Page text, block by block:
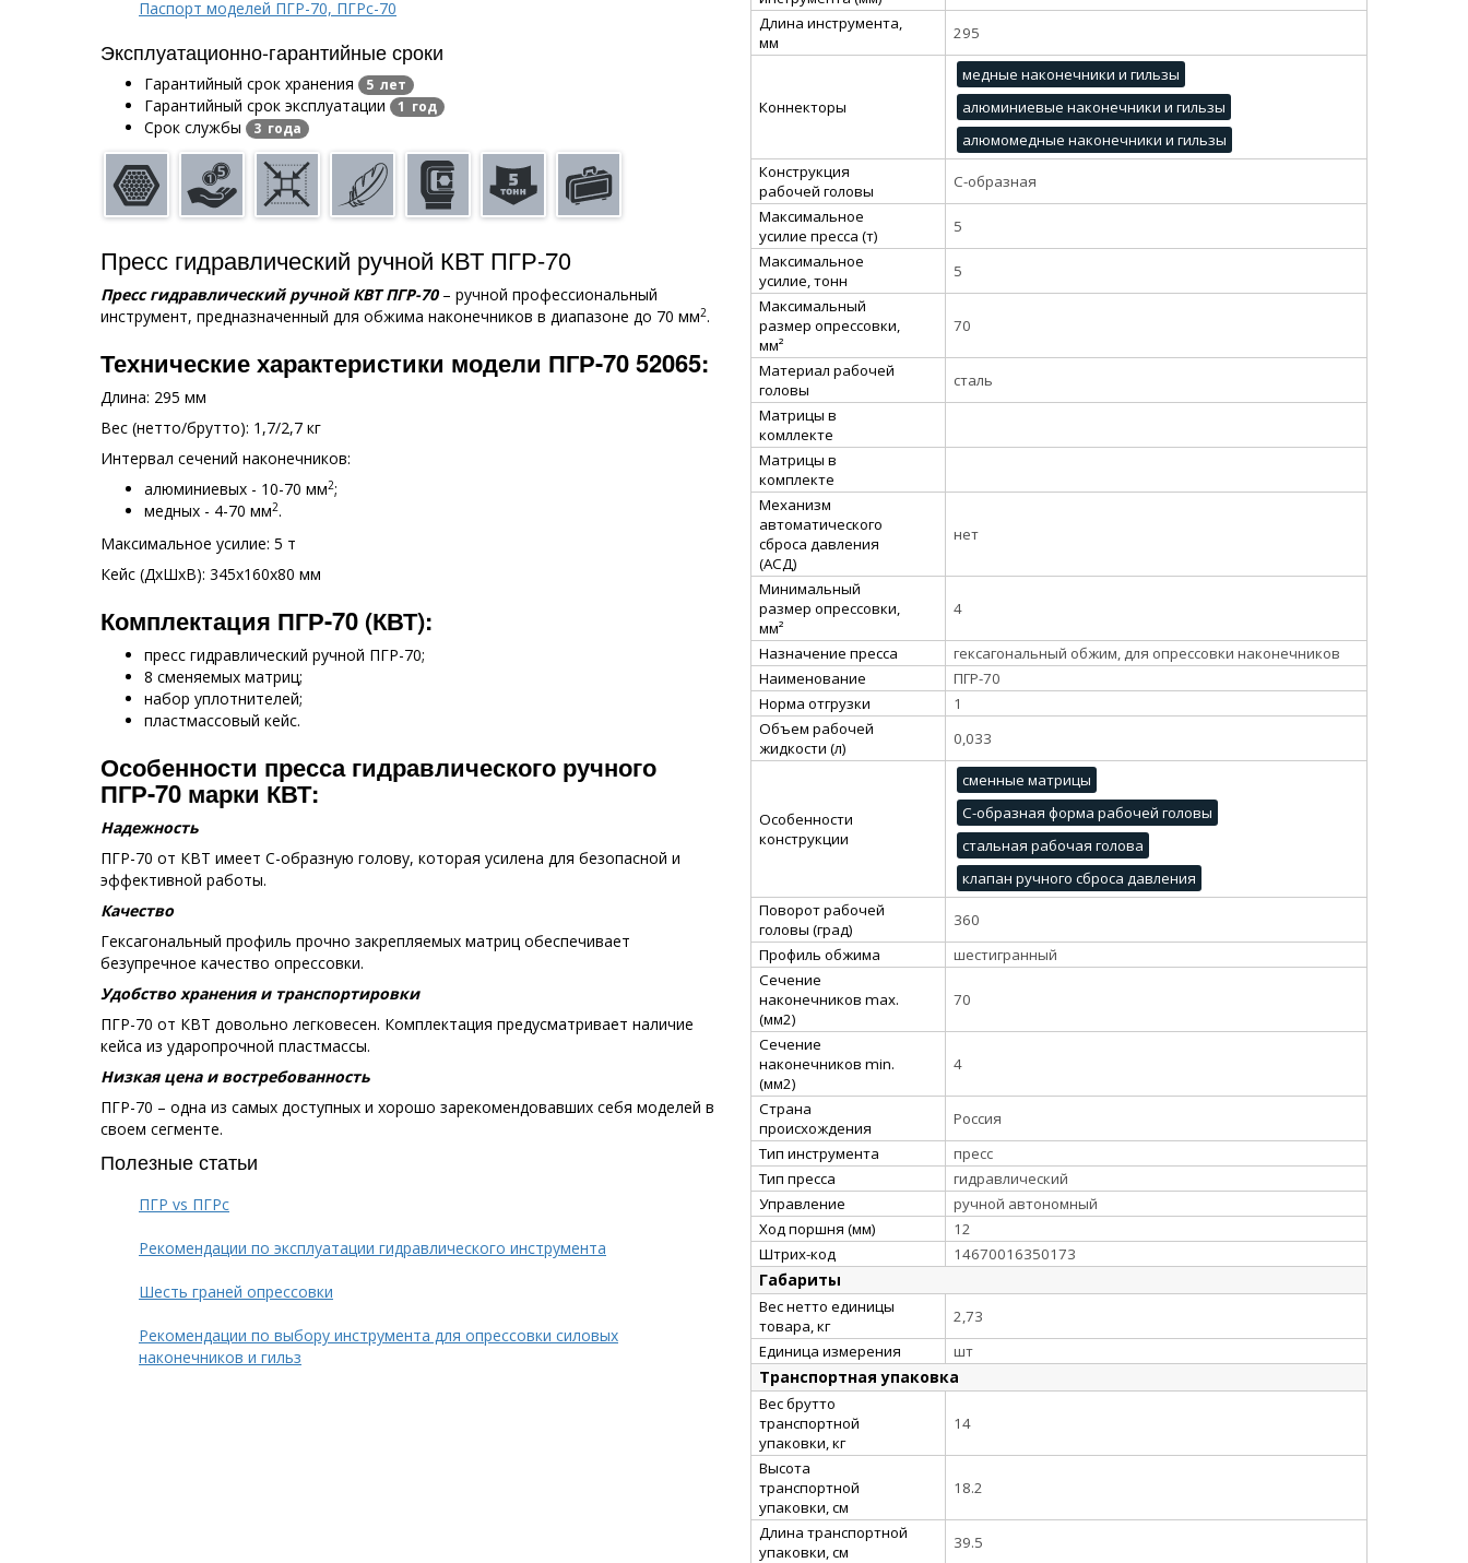
Паспорт моделей ПГР-70, ПГРс-70
Эксплуатационно-гарантийные сроки
Гарантийный срок хранения 5 лет
Гарантийный срок эксплуатации 1 год
Срок службы 3 года
Пресс гидравлический ручной КВТ ПГР-70
Пресс гидравлический ручной КВТ ПГР-70– ручной профессиональный
инструмент, предназначенный для обжима наконечников в диапазоне до 70 мм2.
Технические характеристики модели ПГР-70 52065:
Длина: 295 мм
Вес (нетто/брутто): 1,7/2,7 кг
Интервал сечений наконечников:
алюминиевых - 10-70 мм2;
медных - 4-70 мм2.
Максимальное усилие: 5 т
Кейс (ДхШхВ): 345х160х80 мм
Комплектация ПГР-70 (КВТ):
пресс гидравлический ручной ПГР-70;
8 сменяемых матриц;
набор уплотнителей;
пластмассовый кейс.
Особенности пресса гидравлического ручного
ПГР-70 марки КВТ:
Надежность
ПГР-70 от КВТ имеет С-образную голову, которая усилена для безопасной и
эффективной работы.
Качество
Гексагональный профиль прочно закрепляемых матриц обеспечивает
безупречное качество опрессовки.
Удобство хранения и транспортировки
ПГР-70 от КВТ довольно легковесен. Комплектация предусматривает наличие
кейса из ударопрочной пластмассы.
Низкая цена и востребованность
ПГР-70 – одна из самых доступных и хорошо зарекомендовавших себя моделей в
своем сегменте.
Полезные статьи
ПГР vs ПГРс
Рекомендации по эксплуатации гидравлического инструмента
Шесть граней опрессовки
Рекомендации по выбору инструмента для опрессовки силовых
наконечников и гильз
Длина инструмента,
мм
295
Коннекторы
медные наконечники и гильзы
алюминиевые наконечники и гильзы
алюмомедные наконечники и гильзы
Конструкция
рабочей головы
С-образная
Максимальное
усилие пресса (т)
5
Максимальное
усилие, тонн
5
Максимальный
размер опрессовки,
мм²
70
Материал рабочей
головы
сталь
Матрицы в
комллекте
Матрицы в
комплекте
Механизм
автоматического
сброса давления
(АСД)
нет
Минимальный
размер опрессовки,
мм²
4
Назначение пресса
гексагональный обжим, для опрессовки наконечников
Наименование
ПГР-70
Норма отгрузки
1
Объем рабочей
жидкости (л)
0,033
Особенности
конструкции
сменные матрицы
C-образная форма рабочей головы
стальная рабочая голова
клапан ручного сброса давления
Поворот рабочей
головы (град)
360
Профиль обжима
шестигранный
Сечение
наконечников max.
(мм2)
70
Сечение
наконечников min.
(мм2)
4
Страна
происхождения
Россия
Тип инструмента
пресс
Тип пресса
гидравлический
Управление
ручной автономный
Ход поршня (мм)
12
Штрих-код
14670016350173
Габариты
Вес нетто единицы
товара, кг
2,73
Единица измерения
шт
Транспортная упаковка
Вес брутто
транспортной
упаковки, кг
14
Высота
транспортной
упаковки, см
18.2
Длина транспортной
упаковки, см
39.5